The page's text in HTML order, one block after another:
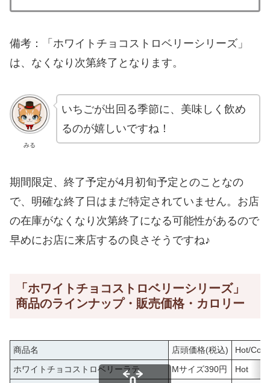
備考：「ホワイトチョコストロベリーシリーズ」
は、なくなり次第終了となります。
みる
いちごが出回る季節に、美味しく飲め
るのが嬉しいですね！
期間限定、終了予定が4月初旬予定とのことなの
で、明確な終了日はまだ特定されていません。お店
の在庫がなくなり次第終了になる可能性があるので
早めにお店に来店するの良さそうですね♪
「ホワイトチョコストロベリーシリーズ」
商品のラインナップ・販売価格・カロリー
商品名 店頭価格(税込)
Hot/Cold
ホワイトチョコストロベリーラテ
Mサイズ390円 Hot